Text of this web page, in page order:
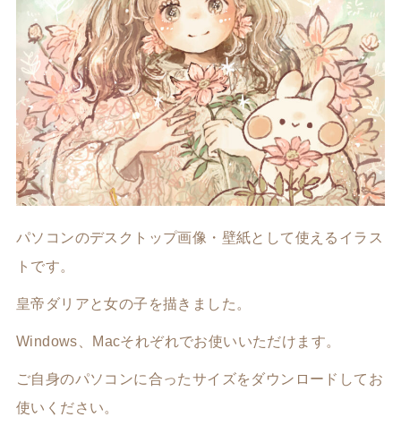
パソコンのデスクトップ画像・壁紙として使えるイラス
トです。
皇帝ダリアと女の子を描きました。
Windows、Macそれぞれでお使いいただけます。
ご自身のパソコンに合ったサイズをダウンロードしてお
使いください。